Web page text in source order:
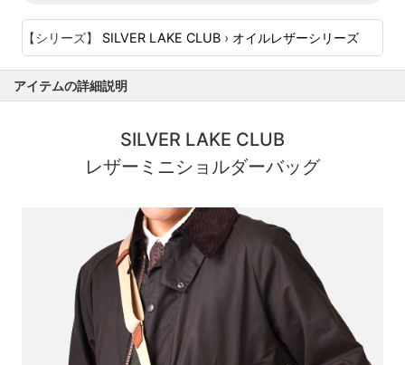
【シリーズ】 SILVER LAKE CLUB › オイルレザーシリーズ
アイテムの詳細説明
SILVER LAKE CLUB
レザーミニショルダーバッグ